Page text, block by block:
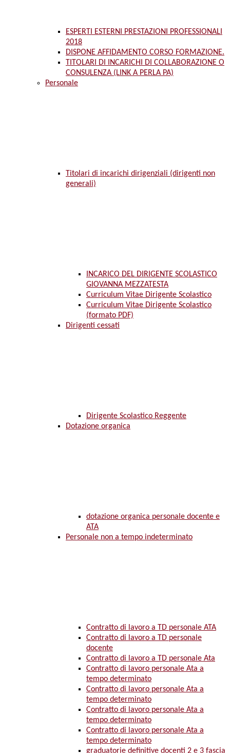
ESPERTI ESTERNI PRESTAZIONI PROFESSIONALI
2018
DISPONE AFFIDAMENTO CORSO FORMAZIONE.
TITOLARI DI INCARICHI DI COLLABORAZIONE O
CONSULENZA (LINK A PERLA PA)
Personale
Titolari di incarichi dirigenziali (dirigenti non
generali)
INCARICO DEL DIRIGENTE SCOLASTICO
GIOVANNA MEZZATESTA
Curriculum Vitae Dirigente Scolastico
Curriculum Vitae Dirigente Scolastico
(formato PDF)
Dirigenti cessati
Dirigente Scolastico Reggente
Dotazione organica
dotazione organica personale docente e
ATA
Personale non a tempo indeterminato
Contratto di lavoro a TD personale ATA
Contratto di lavoro a TD personale
docente
Contratto di lavoro a TD personale Ata
Contratto di lavoro personale Ata a
tempo determinato
Contratto di lavoro personale Ata a
tempo determinato
Contratto di lavoro personale Ata a
tempo determinato
Contratto di lavoro personale Ata a
tempo determinato
graduatorie definitive docenti 2 e 3 fascia